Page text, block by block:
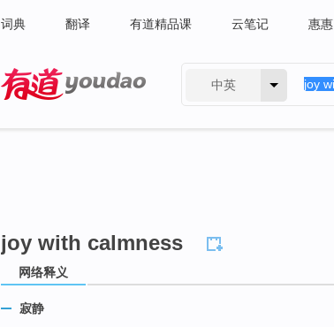
词典 翻译 有道精品课 云笔记 惠惠
中英
joy with calmness
网络释义
寂静